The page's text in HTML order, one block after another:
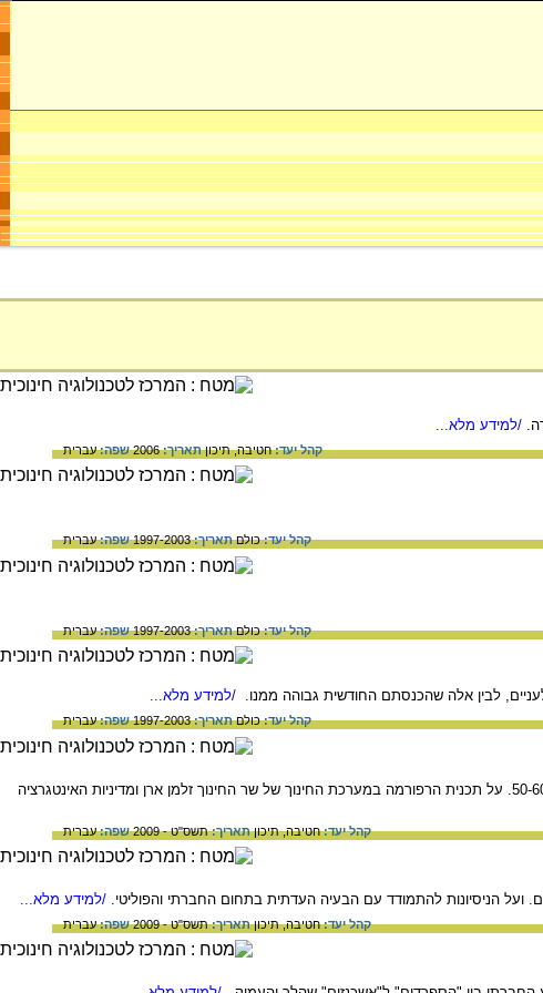
/למידע מלא...
קהל יעד:חטיבה,תיכוןתאריך:2006 שפה:עברית
קהל יעד:כולםתאריך:1997-2003 שפה:עברית
קהל יעד:כולםתאריך:1997-2003 שפה:עברית
לבין אלה שהכנסתם החודשית גבוהה ממנו. /למידע מלא...
קהל יעד:כולםתאריך:1997-2003 שפה:עברית
על הקשיים של מדינת ישראל ושל העולים אליה בתחום החינוך, בעקבות גלי העלייה הגדולים בשנות ה50-60. על תכנית הרפורמה במערכת החינוך של שר החינוך זלמן ארן ומדיניות האינטגרציה
קהל יעד:חטיבה,תיכוןתאריך:תשס"ט - 2009 שפה:עברית
/למידע מלא...
קהל יעד:חטיבה,תיכוןתאריך:תשס"ט - 2009 שפה:עברית